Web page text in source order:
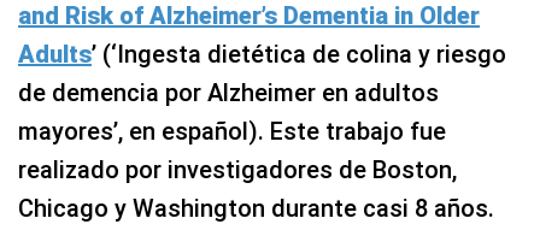
and Risk of Alzheimer’s Dementia in Older
Adults’ (‘Ingesta dietética de colina y riesgo
de demencia por Alzheimer en adultos
mayores’, en español). Este trabajo fue
realizado por investigadores de Boston,
Chicago y Washington durante casi 8 años.